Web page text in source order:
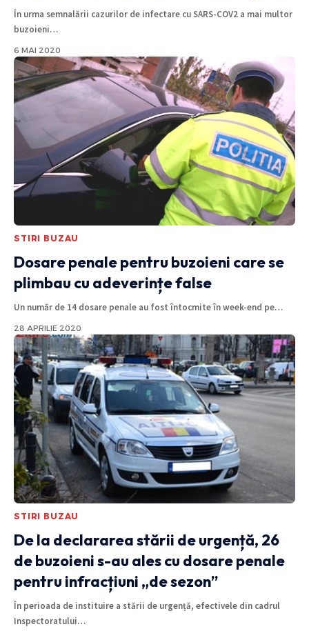
În urma semnalării cazurilor de infectare cu SARS-COV2 a mai multor
buzoieni…
6 MAI 2020
STIRI BUZAU
Dosare penale pentru buzoieni care se
plimbau cu adeverințe false
Un număr de 14 dosare penale au fost întocmite în week-end pe…
28 APRILIE 2020
STIRI BUZAU
De la declararea stării de urgență, 26
de buzoieni s-au ales cu dosare penale
pentru infracțiuni „de sezon”
În perioada de instituire a stării de urgență, efectivele din cadrul
Inspectoratului…